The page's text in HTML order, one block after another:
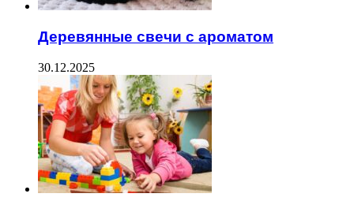
Деревянные свечи с ароматом
30.12.2025